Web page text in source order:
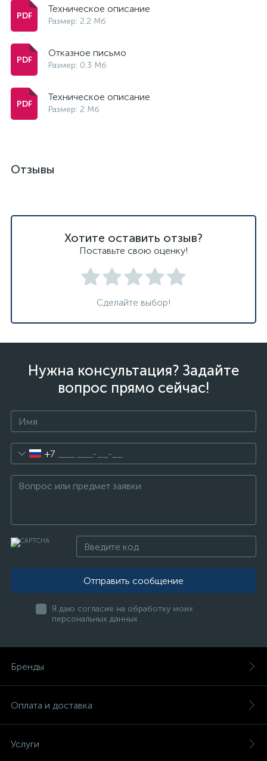
Техническое описание
Размер: 2.2 Мб
Отказное письмо
Размер: 0.3 Мб
Техническое описание
Размер: 2 Мб
Отзывы
Хотите оставить отзыв?
Поставьте свою оценку!
Сделайте выбор!
Нужна консультация? Задайте
вопрос прямо сейчас!
+7
Отправить сообщение
Я даю согласие на обработку моих
персональных данных
Бренды
Оплата и доставка
Услуги